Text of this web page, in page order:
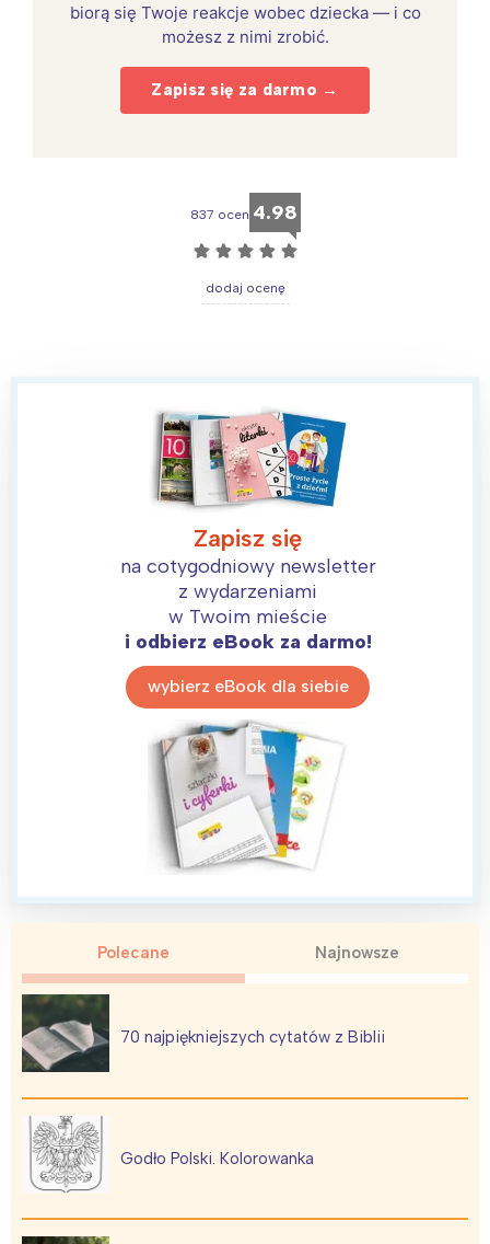
biorą się Twoje reakcje wobec dziecka — i co
możesz z nimi zrobić.
Zapisz się za darmo →
837 ocen 4.98
☆ ☆ ☆ ☆ ☆
dodaj ocenę
Zapisz się
na cotygodniowy newsletter
z wydarzeniami
w Twoim mieście
i odbierz eBook za darmo!
wybierz eBook dla siebie
Polecane Najnowsze
70 najpiękniejszych cytatów z Biblii
Godło Polski. Kolorowanka
Warszawa
Łódź
Trójmiasto
Śląsk
Kraków
Południe
Wybieram